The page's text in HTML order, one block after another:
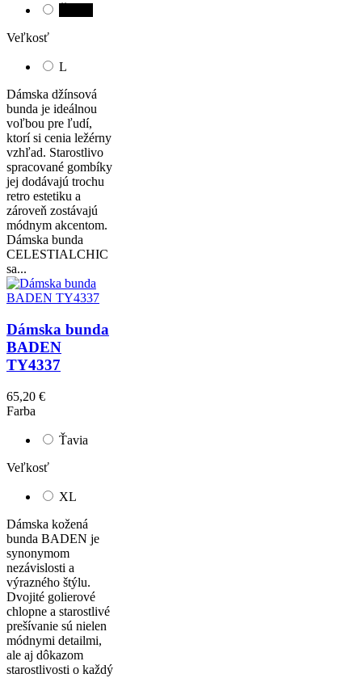
Veľkosť
L
Dámska džínsová
bunda je ideálnou
voľbou pre ľudí,
ktorí si cenia ležérny
vzhľad. Starostlivo
spracované gombíky
jej dodávajú trochu
retro estetiku a
zároveň zostávajú
módnym akcentom.
Dámska bunda
CELESTIALCHIC
sa...
Dámska bunda
BADEN
TY4337
65,20 €
Farba
Ťavia
Veľkosť
XL
Dámska kožená
bunda BADEN je
synonymom
nezávislosti a
výrazného štýlu.
Dvojité golierové
chlopne a starostlivé
prešívanie sú nielen
módnymi detailmi,
ale aj dôkazom
starostlivosti o každý